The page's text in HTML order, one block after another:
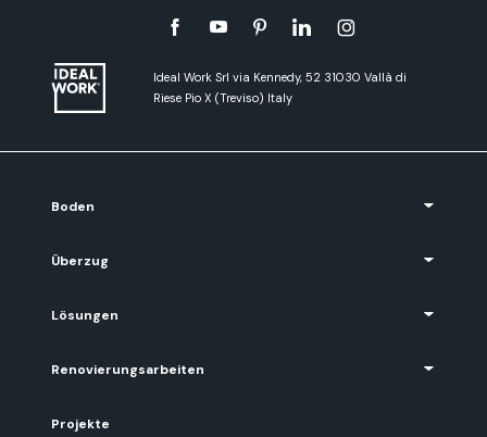
Ideal Work Srl via Kennedy, 52 31030 Vallà di
Riese Pio X (Treviso) Italy
Boden
Überzug
Lösungen
Renovierungsarbeiten
Projekte